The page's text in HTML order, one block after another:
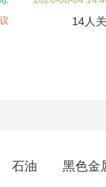
14人
石油 黑色金